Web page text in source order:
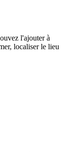
l'ajouter à
localiser le lieu